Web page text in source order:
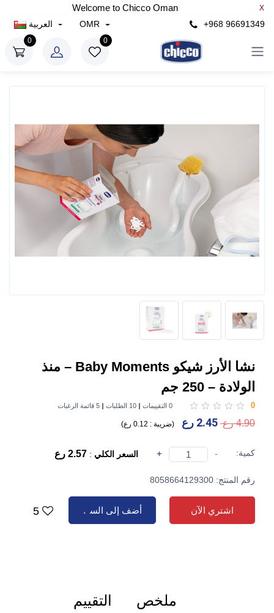
Welcome to Chicco Oman X
+968 96691349
OMR
0
0
نشا الأرز شيكو Baby Moments – منذ
الولادة – 250 جم
0 0 التقييمات 10 الطلبات 5 قائمة الرغبات
4.90 رع 2.45 رع (ضريبة : 0.12 رع )
كمية: -
+ السعر الكلي : 2.57 رع
رقم المنتج: 8058664129300
اشتري الآن أضف إلى السلة 5
ملخص التقييم